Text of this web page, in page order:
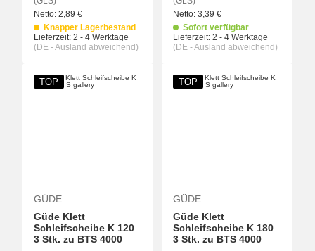
Netto: 2,89 €
Knapper Lagerbestand
Lieferzeit: 2 - 4 Werktage
(DE - Ausland abweichend)
Netto: 3,39 €
Sofort verfügbar
Lieferzeit: 2 - 4 Werktage
(DE - Ausland abweichend)
TOP
GÜDE
Güde Klett
Schleifscheibe K 120
3 Stk. zu BTS 4000
TOP
GÜDE
Güde Klett
Schleifscheibe K 180
3 Stk. zu BTS 4000